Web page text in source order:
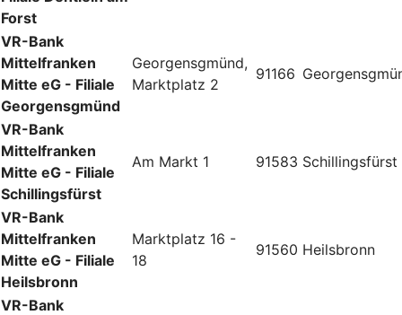
Forst
VR-Bank
Mittelfranken
Mitte eG - Filiale
Georgensgmünd
Georgensgmünd,
Marktplatz 2
91166
VR-Bank
Mittelfranken
Mitte eG - Filiale
Schillingsfürst
Am Markt 1 91583 Schillingsfürst
VR-Bank
Mittelfranken
Mitte eG - Filiale
Heilsbronn
Marktplatz 16 -
18
91560 Heilsbronn
VR-Bank